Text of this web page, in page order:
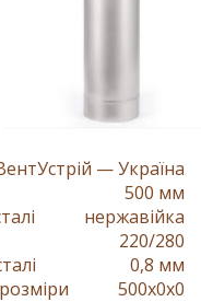
— Україна
500 мм
нержавійка
220/280
0,8 мм
500x0x0